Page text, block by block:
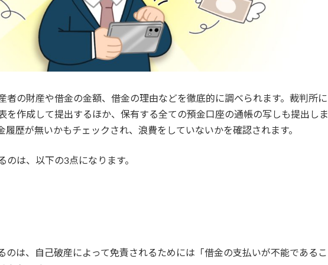
者の財産や借金の金額、借金の理由などを徹底的に調べられます。裁判所に
を作成して提出するほか、保有する全ての預金口座の通帳の写しも提出しま
履歴が無いかもチェックされ、浪費をしていないかを確認されます。
のは、以下の3点になります。
のは、自己破産によって免責されるためには「借金の支払いが不能であるこ